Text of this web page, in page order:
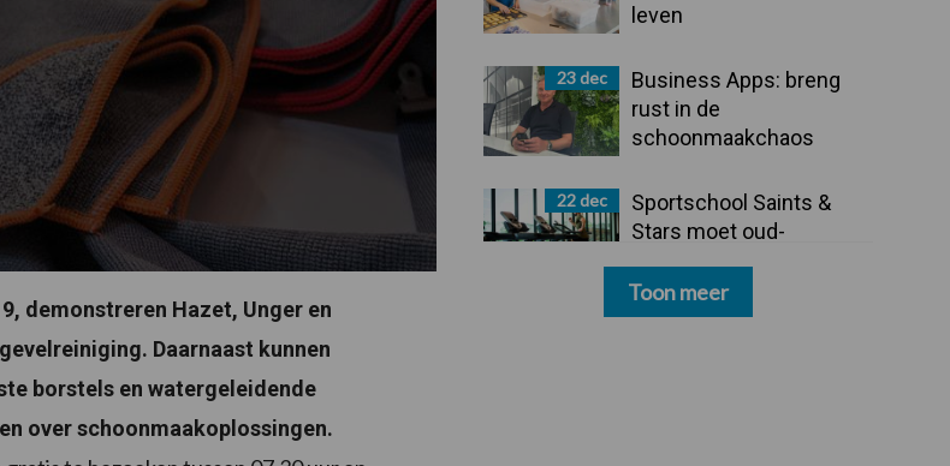
demonstreren Hazet, Unger en
Daarnaast kunnen
borstels en watergeleidende
over schoonmaakoplossingen.
leven
23 dec
Business Apps: breng
rust in de
schoonmaakchaos
22 dec
Sportschool Saints &
Stars moet oud-
betalen
Toon meer